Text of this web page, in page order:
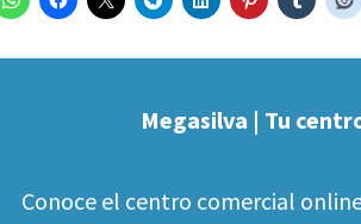
Megasilva | Tu
Conoce el centro comercial